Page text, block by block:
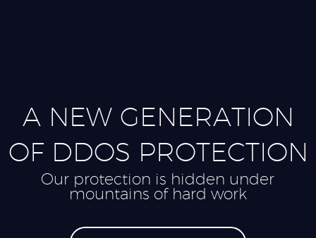
A NEW GENERATION
OF DDOS PROTECTION
Our protection is hidden under
mountains of hard work